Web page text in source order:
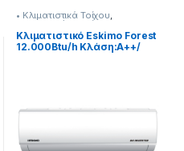
• Κλιματιστικά Τοίχου,
Κλιματισμός & Θέρμανση
Κλιματιστικά
Κλιματιστικό Eskimo Forest
12.000Btu/h Κλάση:A++/